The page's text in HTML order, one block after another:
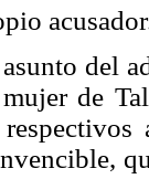
del
de